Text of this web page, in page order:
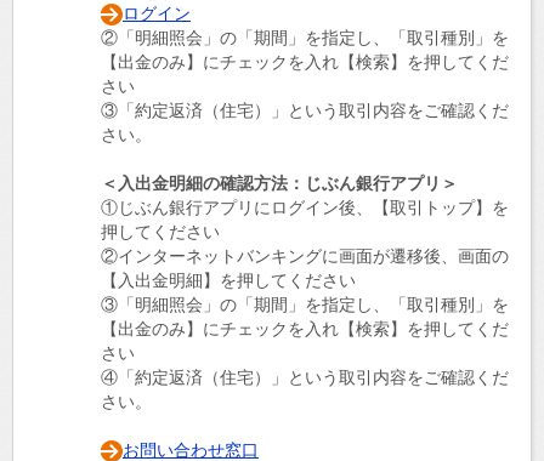
ログイン
②「明細照会」の「期間」を指定し、「取引種別」を
【出金のみ】にチェックを入れ【検索】を押してくだ
さい
③「約定返済（住宅）」という取引内容をご確認くだ
さい。
＜入出金明細の確認方法：じぶん銀行アプリ＞
①じぶん銀行アプリにログイン後、【取引トップ】を
押してください
②インターネットバンキングに画面が遷移後、画面の
【入出金明細】を押してください
③「明細照会」の「期間」を指定し、「取引種別」を
【出金のみ】にチェックを入れ【検索】を押してくだ
さい
④「約定返済（住宅）」という取引内容をご確認くだ
さい。
お問い合わせ窓口